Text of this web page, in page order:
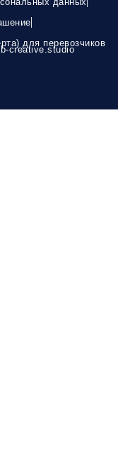
для перевозчиков
creative.studio